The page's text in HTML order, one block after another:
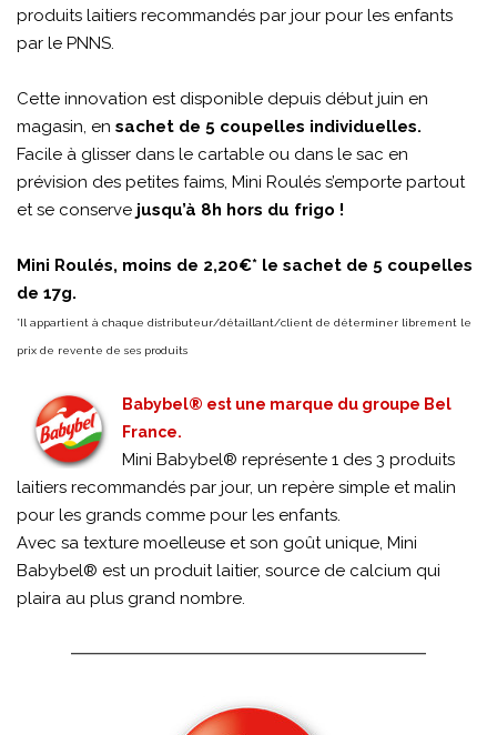
produits laitiers recommandés par jour pour les enfants
par le PNNS.
Cette innovation est disponible depuis début juin en
magasin, en sachet de 5 coupelles individuelles.
Facile à glisser dans le cartable ou dans le sac en
prévision des petites faims, Mini Roulés s’emporte partout
et se conserve jusqu’à 8h hors du frigo !
Mini Roulés, moins de 2,20€* le sachet de 5 coupelles
de 17g.
*Il appartient à chaque distributeur/détaillant/client de déterminer librement le
prix de revente de ses produits
Babybel® est une marque du groupe Bel
France.
Mini Babybel® représente 1 des 3 produits
laitiers recommandés par jour, un repère simple et malin
pour les grands comme pour les enfants.
Avec sa texture moelleuse et son goût unique, Mini
Babybel® est un produit laitier, source de calcium qui
plaira au plus grand nombre.